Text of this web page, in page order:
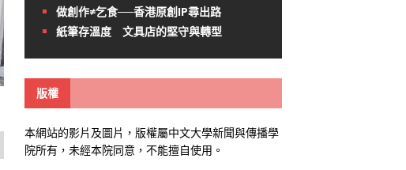
做創作≠乞食──香港原創IP尋出路
紙筆存溫度 文具店的堅守與轉型
版權
本網站的影片及圖片，版權屬中文大學新聞與傳播學
院所有，未經本院同意，不能擅自使用。